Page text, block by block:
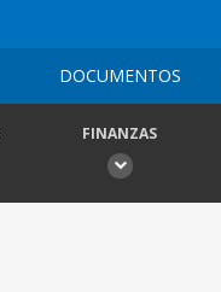
DOCUMENTOS
FINANZAS